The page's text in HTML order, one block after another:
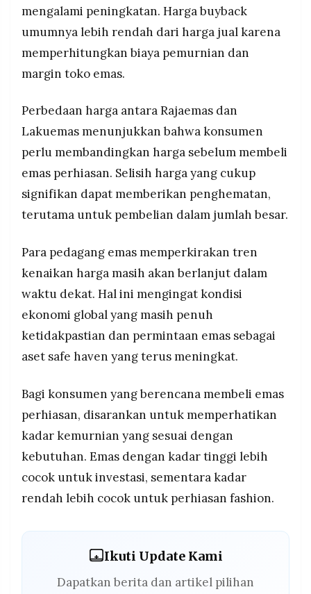
mengalami peningkatan. Harga buyback
umumnya lebih rendah dari harga jual karena
memperhitungkan biaya pemurnian dan
margin toko emas.
Perbedaan harga antara Rajaemas dan
Lakuemas menunjukkan bahwa konsumen
perlu membandingkan harga sebelum membeli
emas perhiasan. Selisih harga yang cukup
signifikan dapat memberikan penghematan,
terutama untuk pembelian dalam jumlah besar.
Para pedagang emas memperkirakan tren
kenaikan harga masih akan berlanjut dalam
waktu dekat. Hal ini mengingat kondisi
ekonomi global yang masih penuh
ketidakpastian dan permintaan emas sebagai
aset safe haven yang terus meningkat.
Bagi konsumen yang berencana membeli emas
perhiasan, disarankan untuk memperhatikan
kadar kemurnian yang sesuai dengan
kebutuhan. Emas dengan kadar tinggi lebih
cocok untuk investasi, sementara kadar
rendah lebih cocok untuk perhiasan fashion.
Ikuti Update Kami
Dapatkan berita dan artikel pilihan